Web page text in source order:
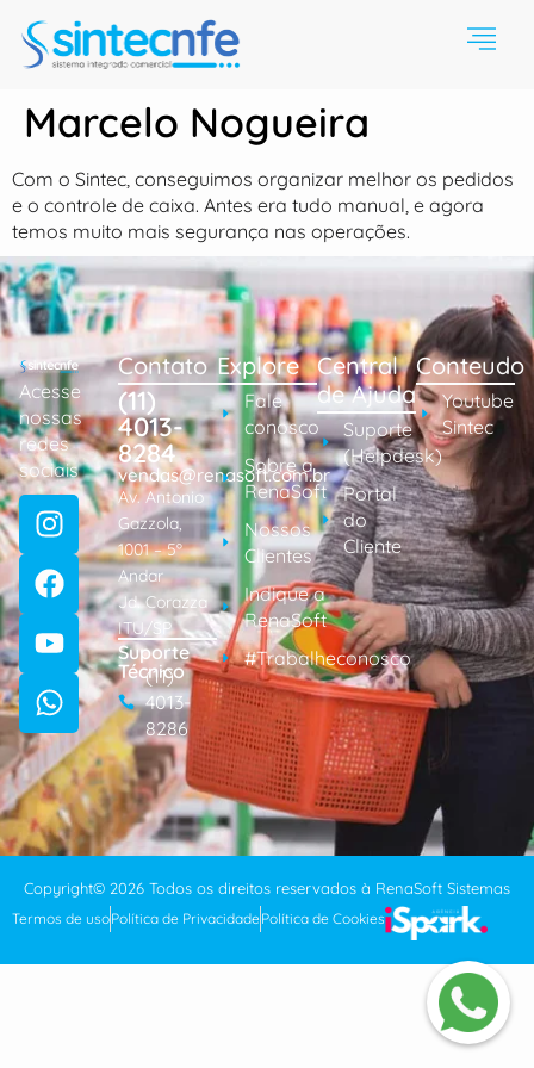
Marcelo Nogueira
Com o Sintec, conseguimos organizar melhor os pedidos
e o controle de caixa. Antes era tudo manual, e agora
temos muito mais segurança nas operações.
Acesse
nossas
redes
sociais
Contato
(11)
4013-
8284
vendas@renasoft.com.br
Av. Antonio
Gazzola,
1001 – 5º
Andar
Jd. Corazza
ITU/SP
Suporte
Técnico
(11)
4013-
8286
Explore
Fale
conosco
Sobre a
RenaSoft
Nossos
Clientes
Indique a
RenaSoft
#Trabalheconosco
Central
de Ajuda
Suporte
(Helpdesk)
Portal
do
Cliente
Conteudo
Youtube
Sintec
Copyright© 2026 Todos os direitos reservados à RenaSoft Sistemas
Termos de usoPolítica de PrivacidadePolítica de Cookies